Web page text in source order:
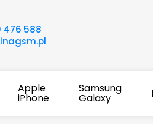
476 588
Apple
iPhone
Samsung
Galaxy